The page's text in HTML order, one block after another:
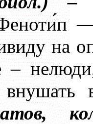
—
на
–